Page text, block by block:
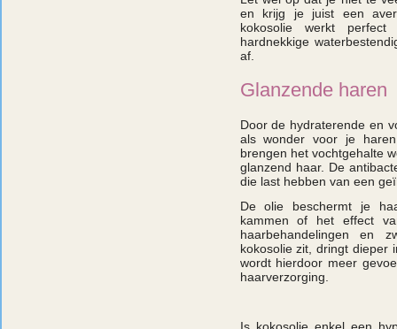
en krijg je juist een
kokosolie werkt
hardnekkige
af.
Glanzende haren
Door de hydraterende en
als wonder voor je
brengen het vochtgehalte
glanzend haar. De
die last hebben van een
De olie beschermt je
kammen of het effect
haarbehandelingen en
kokosolie zit, dringt dieper
wordt hierdoor meer
haarverzorging.